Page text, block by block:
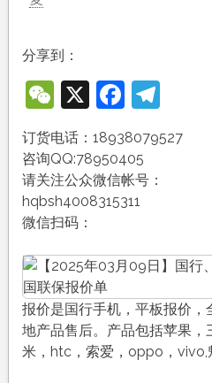
分享到：
WeChat
X
订货电话：18938079527
咨询QQ:78950405
请关注公众微信帐号：
hqbsh4008315311
微信扫码：
报价是国行手机，平板报价，
地产品售后。产品包括苹果，
米，htc，索爱，oppo，vivo,